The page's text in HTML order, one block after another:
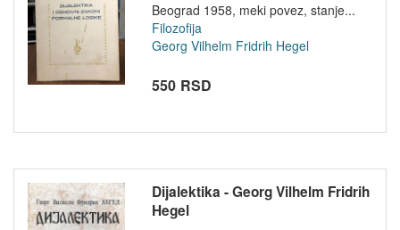
Beograd 1958, meki povez, stanje...
Filozofija
Georg Vilhelm Fridrih Hegel
550 RSD
Dijalektika - Georg Vilhelm Fridrih
Hegel